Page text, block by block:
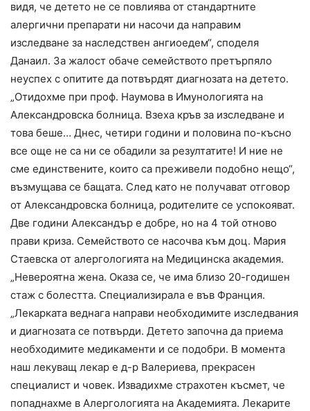
видя, че детето не се повлиява от стандартните
алергични препарати ни насочи да направим
изследване за наследствен ангиоедем“, споделя
Данаил. За жалост обаче семейството претърпяло
неуспех с опитите да потвърдят диагнозата на детето.
„Отидохме при проф. Наумова в Имунологията на
Александровска болница. Взеха кръв за изследване и
това беше… Днес, четири години и половина по-късно
все още не са ни се обадили за резултатите! И ние не
сме единствените, които са преживели подобно нещо“,
възмущава се бащата. След като не получават отговор
от Александровска болница, родителите се успокояват.
Две години Александър е добре, но на 4 той отново
прави криза. Семейството се насочва към доц. Мария
Стаевска от алергологията на Медицинска академия.
„Невероятна жена. Оказа се, че има близо 20-годишен
стаж с болестта. Специализирала е във Франция.
„Лекарката веднага направи необходимите изследвания
и диагнозата се потвърди. Детето започна да приема
необходимите медикаменти и се подобри. В момента
наш лекуващ лекар е д-р Валериева, прекрасен
специалист и човек. Извадихме страхотен късмет, че
попаднахме в Алергологията на Академията. Лекарите